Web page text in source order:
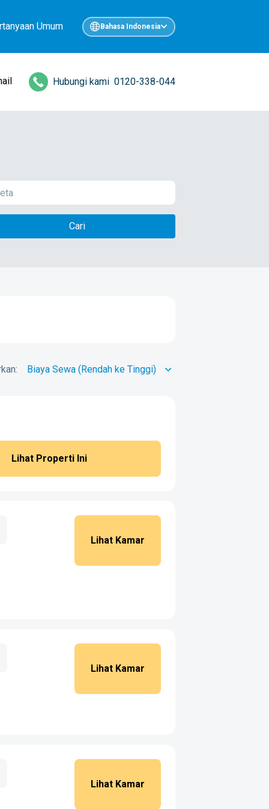
Umum Bahasa Indonesia
Hubungi kami 0120-338-044
Cari
Lihat Properti Ini
Lihat Kamar
Lihat Kamar
Lihat Kamar